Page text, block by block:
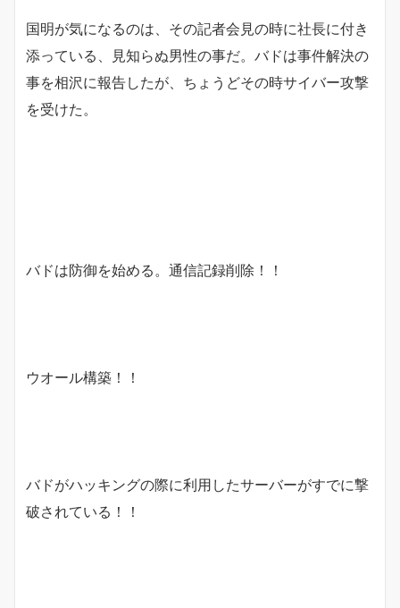
国明が気になるのは、その記者会見の時に社長に付き
添っている、見知らぬ男性の事だ。バドは事件解決の
事を相沢に報告したが、ちょうどその時サイバー攻撃
を受けた。
バドは防御を始める。通信記録削除！！
ウオール構築！！
バドがハッキングの際に利用したサーバーがすでに撃
破されている！！